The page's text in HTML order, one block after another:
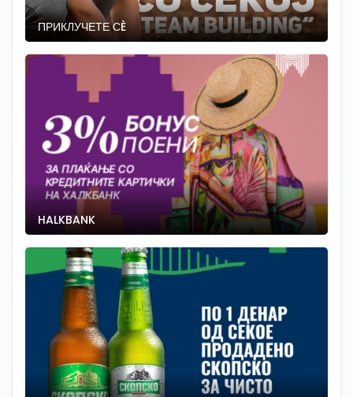
ПРИКЛУЧЕТЕ СÈ
HALKBANK